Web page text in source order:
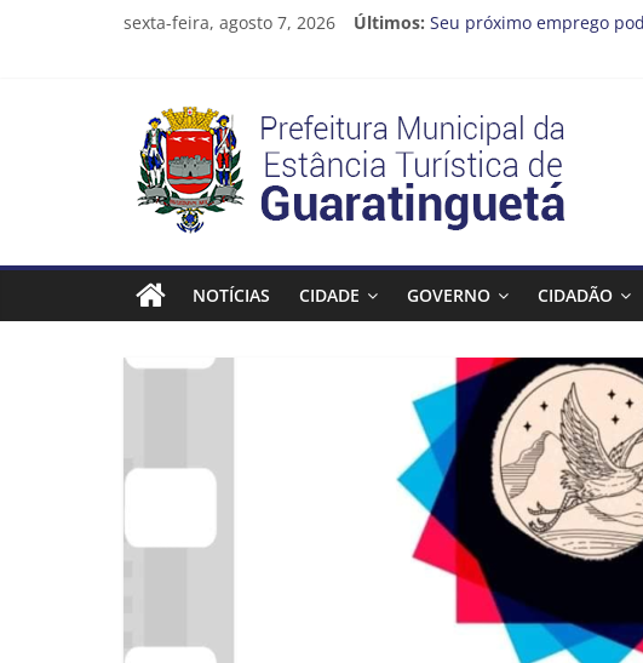
sexta-feira, agosto 7, 2026 Últimos: Seu próximo emprego
A Operação Cata
Prefeitura de
Prefeitura
Estância
Turística
Guaratinguetá
Guaratinguetá
NOTÍCIAS CIDADE GOVERNO CIDADÃO